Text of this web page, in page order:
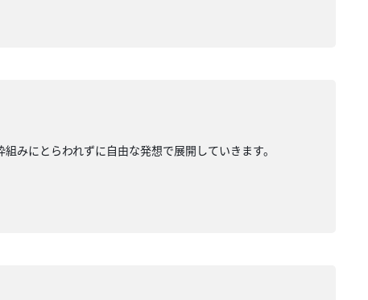
みにとらわれずに自由な発想で展開していきます。